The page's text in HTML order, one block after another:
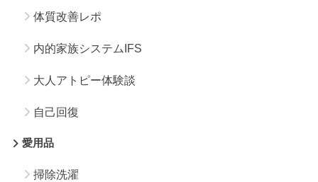
体質改善レポ
内的家族システムIFS
大人アトピー体験談
自己回復
愛用品
掃除洗濯